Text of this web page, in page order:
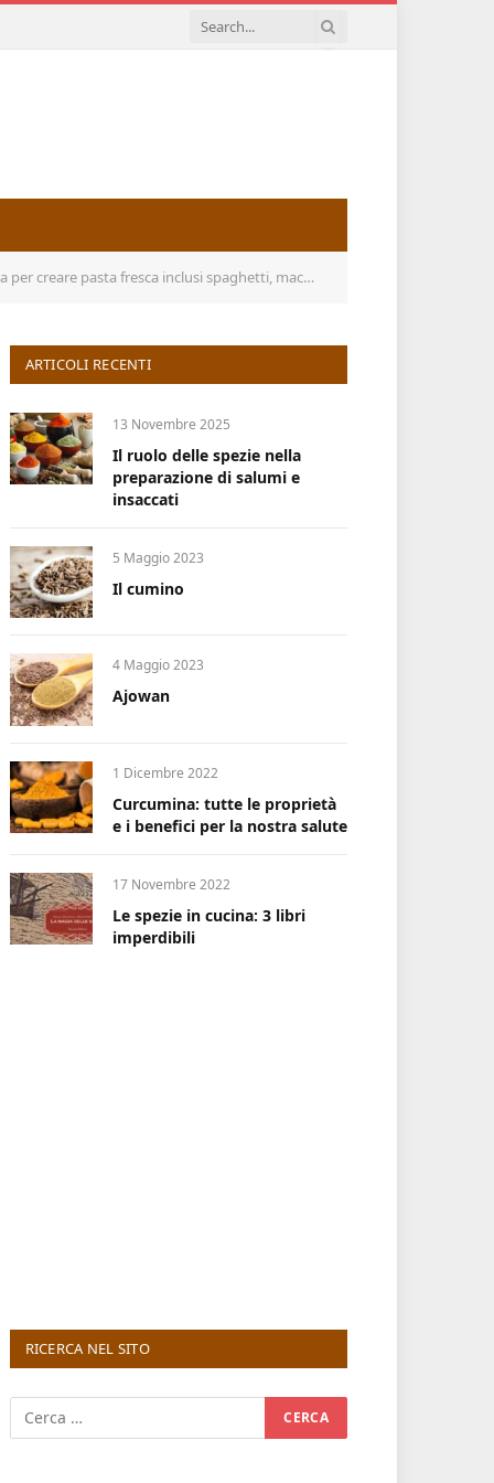
spaghetti, maccheroni, pelle di gnocco in 15 minuti
ARTICOLI RECENTI
13 Novembre 2025
Il ruolo delle spezie nella
preparazione di salumi e
insaccati
5 Maggio 2023
Il cumino
4 Maggio 2023
Ajowan
1 Dicembre 2022
Curcumina: tutte le proprietà
e i benefici per la nostra salute
17 Novembre 2022
Le spezie in cucina: 3 libri
imperdibili
RICERCA NEL SITO